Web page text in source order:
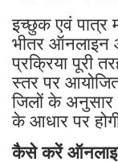
इच्छुक एवं पात्र
भीतर
प्रक्रिया पूरी
स्तर पर
जिलों के अनुसार
के आधार पर
कैसे करें